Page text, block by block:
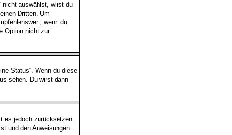
nicht auswählst, wirst du
Dritten. Um
wenn du
Option nicht zur
Status“. Wenn du diese
sehen. Du wirst dann
es jedoch zurücksetzen.
und den Anweisungen